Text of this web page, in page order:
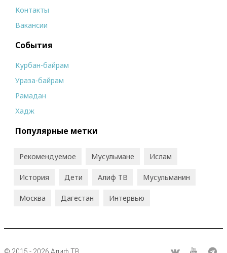
Контакты
Вакансии
События
Курбан-байрам
Ураза-байрам
Рамадан
Хадж
Популярные метки
Рекомендуемое Мусульмане Ислам
История Дети Алиф ТВ Мусульманин
Москва Дагестан Интервью
© 2015 - 2026 Алиф ТВ